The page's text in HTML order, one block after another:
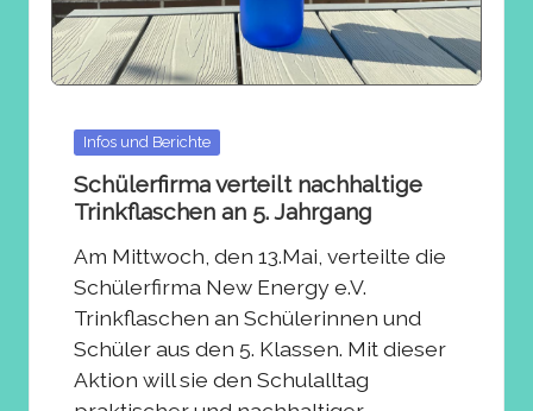
Posted
Infos und Berichte
Schülerfirma verteilt nachhaltige
Trinkflaschen an 5. Jahrgang
Am Mittwoch, den 13.Mai, verteilte die
Schülerfirma New Energy e.V.
Trinkflaschen an Schülerinnen und
Schüler aus den 5. Klassen. Mit dieser
Aktion will sie den Schulalltag